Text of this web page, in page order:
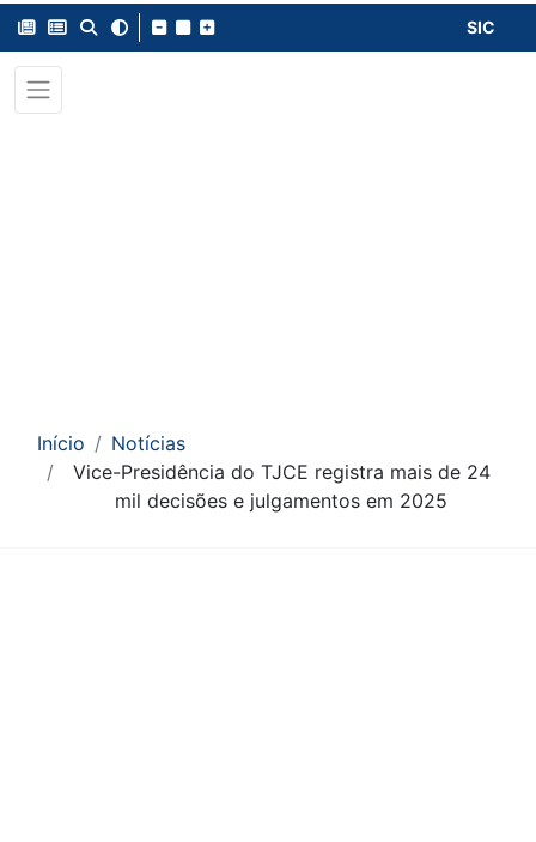
SIC
Início
Notícias
Vice-Presidência do TJCE registra mais de 24
mil decisões e julgamentos em 2025